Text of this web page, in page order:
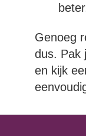
Genoeg
dus. Pak
en kijk